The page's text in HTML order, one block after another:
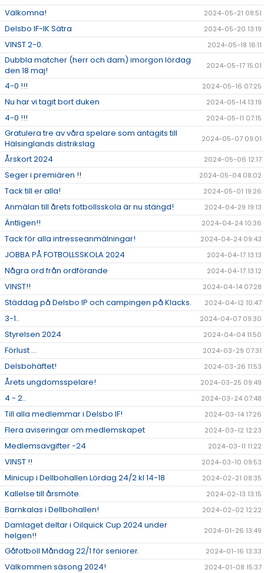
Välkomna! 2024-05-21 08:51
Delsbo IF-IK Sätra 2024-05-20 13:19
VINST 2-0. 2024-05-18 16:11
Dubbla matcher (herr och dam) imorgon lördag
den 18 maj!
2024-05-17 15:01
4-0 !!! 2024-05-16 07:25
Nu har vi tagit bort duken 2024-05-14 13:19
4-0 !!! 2024-05-11 07:15
Gratulera tre av våra spelare som antagits till
Hälsinglands distrikslag
2024-05-07 09:01
Årskort 2024 2024-05-06 12:17
Seger i premiären !! 2024-05-04 08:02
Tack till er alla! 2024-05-01 19:26
Anmälan till årets fotbollsskola är nu stängd! 2024-04-29 19:13
Äntligen!! 2024-04-24 10:36
Tack för alla intresseanmälningar! 2024-04-24 09:43
JOBBA PÅ FOTBOLLSSKOLA 2024 2024-04-17 13:13
Några ord från ordförande 2024-04-17 13:12
VINST!! 2024-04-14 07:28
Städdag på Delsbo IP och campingen på Klacks. 2024-04-12 10:47
3-1.. 2024-04-07 09:30
Styrelsen 2024 2024-04-04 11:50
Förlust ... 2024-03-29 07:31
Delsbohäftet! 2024-03-26 11:53
Årets ungdomsspelare! 2024-03-25 09:49
4 - 2.. 2024-03-24 07:48
Till alla medlemmar i Delsbo IF! 2024-03-14 17:26
Flera aviseringar om medlemskapet 2024-03-12 12:23
Medlemsavgifter -24 2024-03-11 11:22
VINST !! 2024-03-10 09:53
Minicup i Dellbohallen Lördag 24/2 kl 14-18 2024-02-21 08:35
Kallelse till årsmöte. 2024-02-13 13:15
Barnkalas i Dellbohallen! 2024-02-02 12:22
Damlaget deltar i Oilquick Cup 2024 under
helgen!!
2024-01-26 13:49
Gåfotboll Måndag 22/1 för seniorer. 2024-01-16 13:33
Välkommen säsong 2024! 2024-01-08 15:37